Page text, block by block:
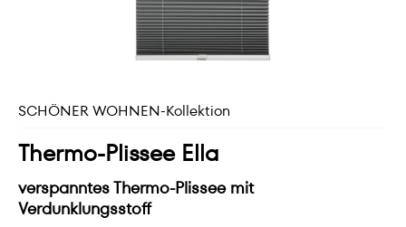
SCHÖNER WOHNEN-Kollektion
Thermo-Plissee Ella
verspanntes Thermo-Plissee mit
Verdunklungsstoff